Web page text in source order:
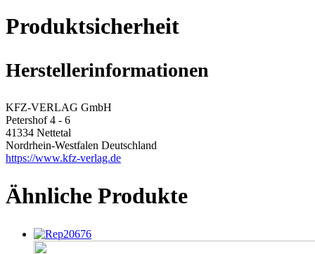
Produktsicherheit
Herstellerinformationen
KFZ-VERLAG GmbH
Petershof 4 - 6
41334 Nettetal
Nordrhein-Westfalen Deutschland
https://www.kfz-verlag.de
Ähnliche Produkte